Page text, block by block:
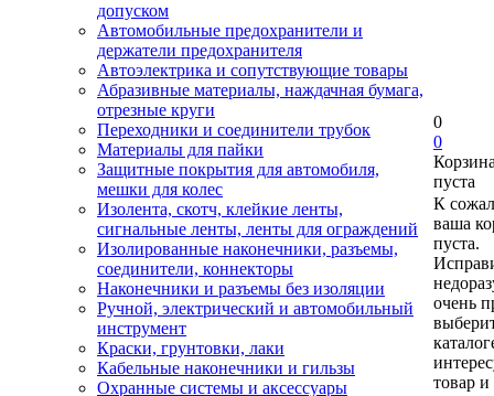
допуском
Автомобильные предохранители и
держатели предохранителя
Автоэлектрика и сопутствующие товары
Абразивные материалы, наждачная бумага,
отрезные круги
Переходники и соединители трубок
Материалы для пайки
Защитные покрытия для автомобиля,
мешки для колес
Изолента, скотч, клейкие ленты,
сигнальные ленты, ленты для ограждений
Изолированные наконечники, разъемы,
соединители, коннекторы
Наконечники и разъемы без изоляции
Ручной, электрический и автомобильный
инструмент
Краски, грунтовки, лаки
Кабельные наконечники и гильзы
Охранные системы и аксессуары
0
0
пуста
К
ваша
пуста.
очень
товар и